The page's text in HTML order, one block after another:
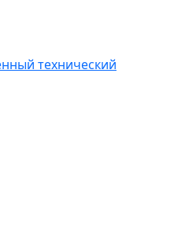
технический